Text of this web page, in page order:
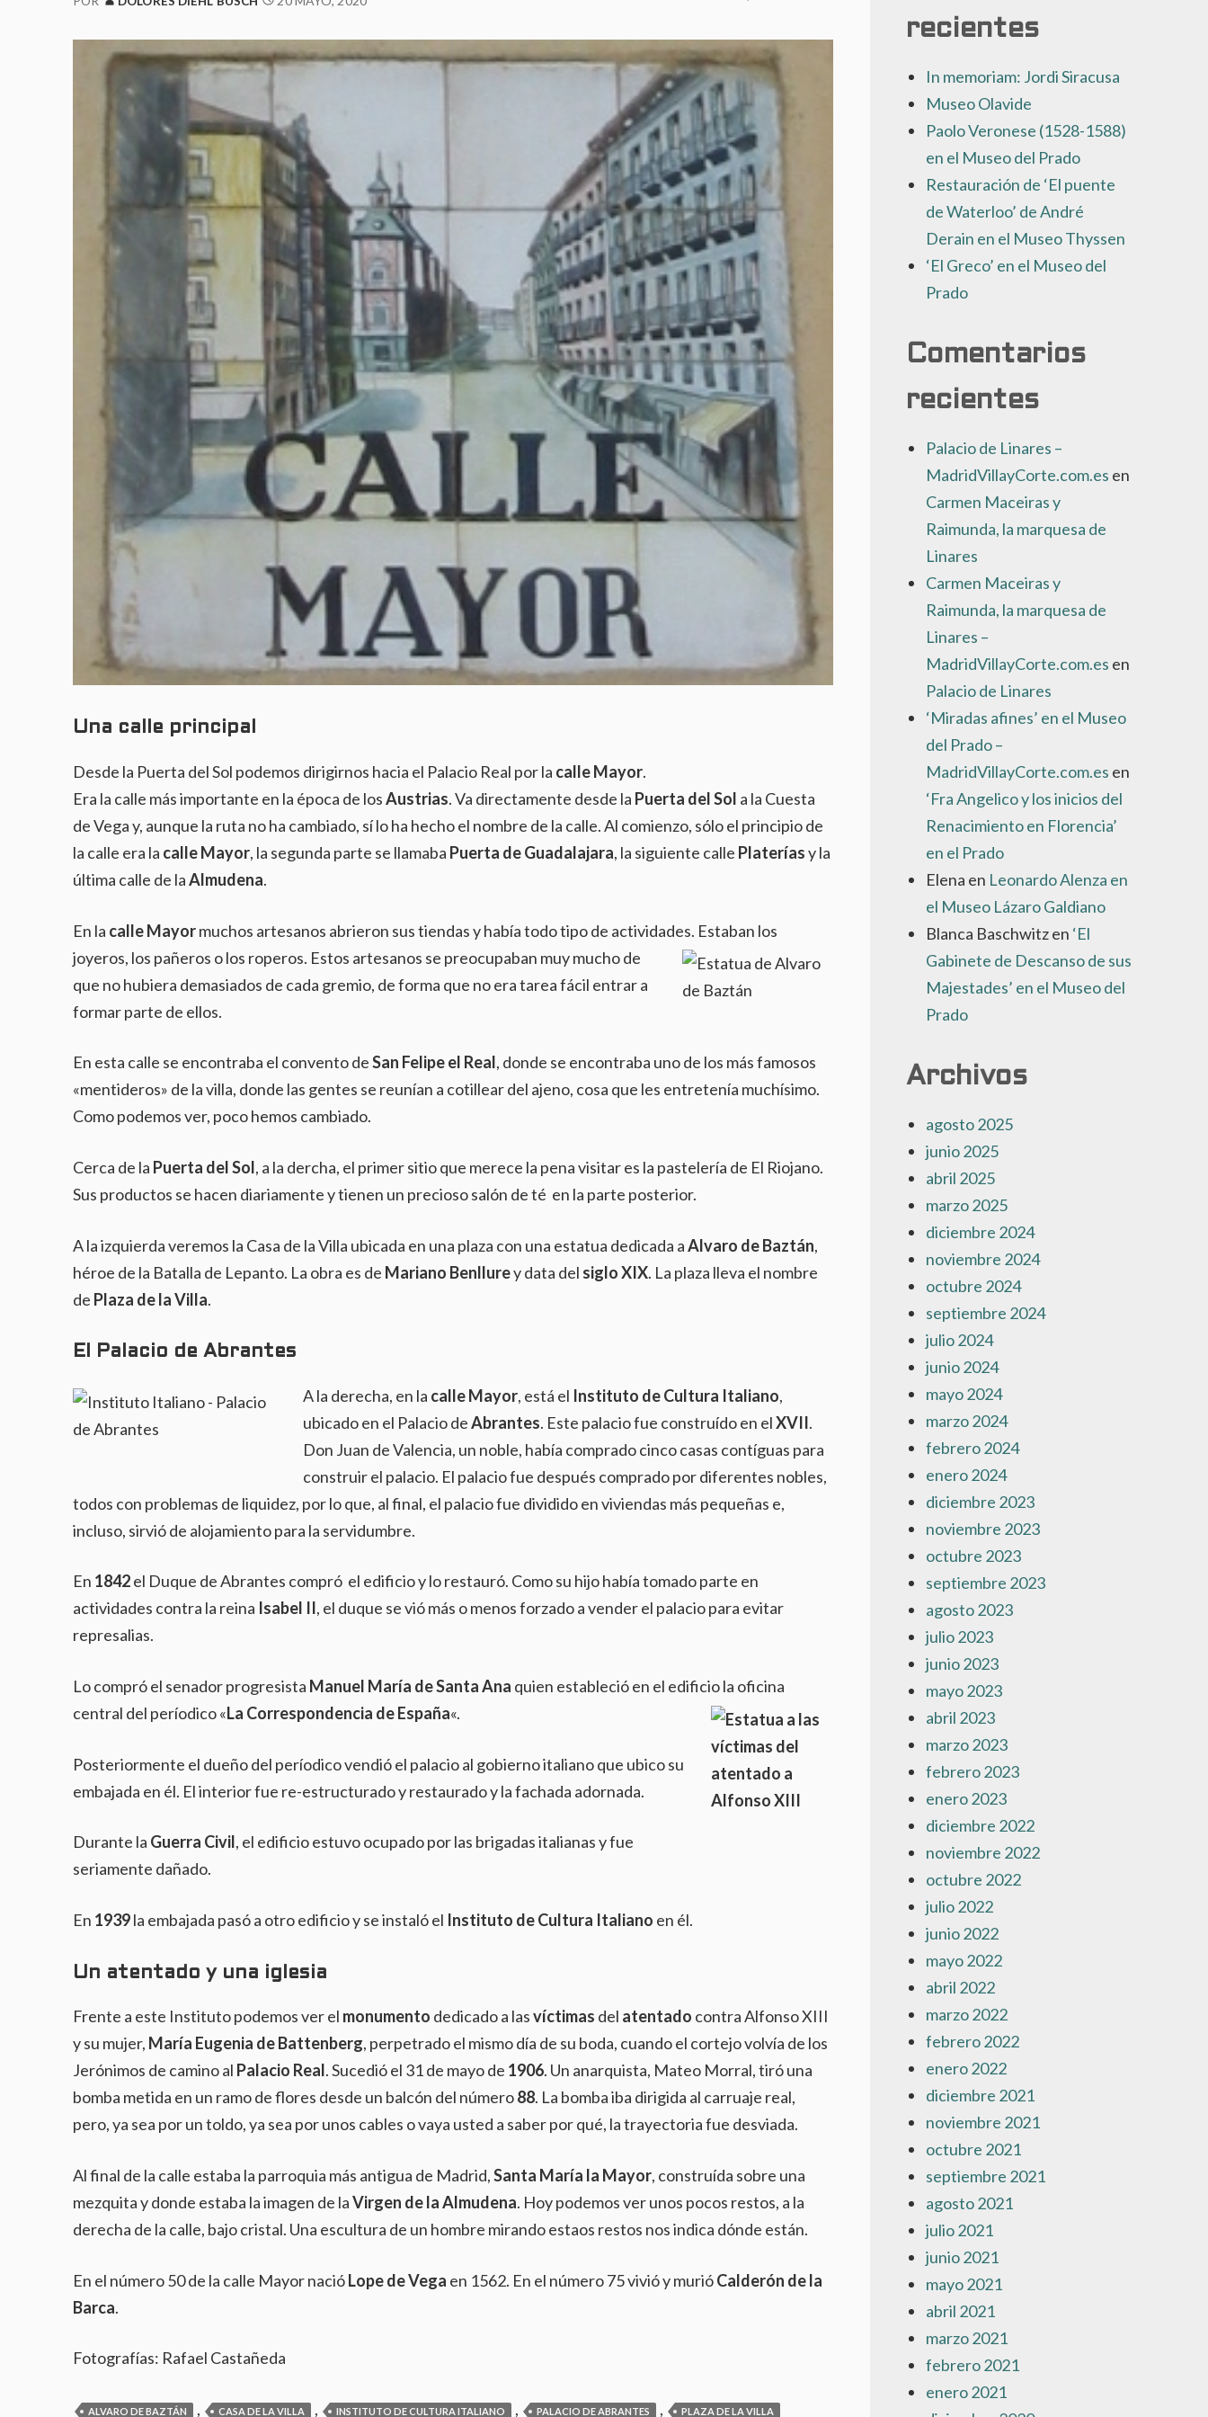
Una calle principal
Desde la Puerta del Sol podemos dirigirnos hacia el Palacio Real por la calle Mayor.
Era la calle más importante en la época de losAustrias. Va directamente desde la Puerta del Sol a la Cuesta
de Vega y, aunque la ruta no ha cambiado, sí lo ha hecho el nombre de la calle. Al comienzo, sólo el principio de
la calle era la calle Mayor, la segunda parte se llamaba Puerta de Guadalajara, la siguiente calle Plateríasy la
última calle de laAlmudena.
En la calle Mayormuchos artesanos abrieron sus tiendas y había todo tipo de actividades. Estaban los
joyeros, los pañeros o los roperos. Estos artesanos se preocupaban muy mucho de
que no hubiera demasiados de cada gremio, de forma que no era tarea fácil entrar a
formar parte de ellos.
En esta calle se encontraba el convento deSan Felipe el Real, donde se encontraba uno de los más famosos
«mentideros» de la villa, donde las gentes se reunían a cotillear del ajeno, cosa que les entretenía muchísimo.
Como podemos ver, poco hemos cambiado.
Cerca de la Puerta del Sol, a la dercha, el primer sitio que merece la pena visitar es la pastelería de El Riojano.
Sus productos se hacen diariamente y tienen un precioso salón de té en la parte posterior.
A la izquierda veremos la Casa de la Villa ubicada en una plaza con una estatua dedicada aAlvaro de Baztán,
héroe de la Batalla de Lepanto. La obra es de Mariano Benllurey data del siglo XIX. La plaza lleva el nombre
de Plaza de la Villa.
El Palacio de Abrantes
A la derecha, en la calle Mayor, está el Instituto de Cultura Italiano,
ubicado en el Palacio deAbrantes. Este palacio fue construído en elXVII.
Don Juan de Valencia, un noble, había comprado cinco casas contíguas para
construir el palacio. El palacio fue después comprado por diferentes nobles,
todos con problemas de liquidez, por lo que, al final, el palacio fue dividido en viviendas más pequeñas e,
incluso, sirvió de alojamiento para la servidumbre.
En 1842el Duque de Abrantes compró el edificio y lo restauró. Como su hijo había tomado parte en
actividades contra la reina Isabel II, el duque se vió más o menos forzado a vender el palacio para evitar
represalias.
Lo compró el senador progresista Manuel María de Santa Ana quien estableció en el edificio la oficina
central del períodico «La Correspondencia de España«.
Posteriormente el dueño del períodico vendió el palacio al gobierno italiano que ubico su
embajada en él. El interior fue re-estructurado y restaurado y la fachada adornada.
Durante la Guerra Civil, el edificio estuvo ocupado por las brigadas italianas y fue
seriamente dañado.
En 1939la embajada pasó a otro edificio y se instaló el Instituto de Cultura Italiano en él.
Un atentado y una iglesia
Frente a este Instituto podemos ver el monumento dedicado a lasvíctimas del atentado contra Alfonso XIII
y su mujer, María Eugenia de Battenberg, perpetrado el mismo día de su boda, cuando el cortejo volvía de los
Jerónimos de camino al Palacio Real. Sucedió el 31 de mayo de 1906. Un anarquista, Mateo Morral, tiró una
bomba metida en un ramo de flores desde un balcón del número88. La bomba iba dirigida al carruaje real,
pero, ya sea por un toldo, ya sea por unos cables o vaya usted a saber por qué, la trayectoria fue desviada.
Al final de la calle estaba la parroquia más antigua de Madrid,Santa María la Mayor, construída sobre una
mezquita y donde estaba la imagen de laVirgen de la Almudena. Hoy podemos ver unos pocos restos, a la
derecha de la calle, bajo cristal. Una escultura de un hombre mirando estaos restos nos indica dónde están.
En el número 50 de la calle Mayor nacióLope de Vega en 1562. En el número 75 vivió y murióCalderón de la
Barca.
Fotografías: Rafael Castañeda
ALVARO DE BAZTÁN , CASA DE LA VILLA , INSTITUTO DE CULTURA ITALIANO , PALACIO DE ABRANTES , PLAZA DE LA VILLA
recientes
In memoriam: Jordi Siracusa
Museo Olavide
Paolo Veronese (1528-1588)
en el Museo del Prado
Restauración de ‘El puente
de Waterloo’ de André
Derain en el Museo Thyssen
‘El Greco’ en el Museo del
Prado
Comentarios
recientes
Palacio de Linares –
MadridVillayCorte.com.es en
Carmen Maceiras y
Raimunda, la marquesa de
Linares
Carmen Maceiras y
Raimunda, la marquesa de
Linares –
MadridVillayCorte.com.es en
Palacio de Linares
‘Miradas afines’ en el Museo
del Prado –
MadridVillayCorte.com.es en
‘Fra Angelico y los inicios del
Renacimiento en Florencia’
en el Prado
Elena en Leonardo Alenza en
el Museo Lázaro Galdiano
Blanca Baschwitzen ‘El
Gabinete de Descanso de sus
Majestades’ en el Museo del
Prado
Archivos
agosto 2025
junio 2025
abril 2025
marzo 2025
diciembre 2024
noviembre 2024
octubre 2024
septiembre 2024
julio 2024
junio 2024
mayo 2024
marzo 2024
febrero 2024
enero 2024
diciembre 2023
noviembre 2023
octubre 2023
septiembre 2023
agosto 2023
julio 2023
junio 2023
mayo 2023
abril 2023
marzo 2023
febrero 2023
enero 2023
diciembre 2022
noviembre 2022
octubre 2022
julio 2022
junio 2022
mayo 2022
abril 2022
marzo 2022
febrero 2022
enero 2022
diciembre 2021
noviembre 2021
octubre 2021
septiembre 2021
agosto 2021
julio 2021
junio 2021
mayo 2021
abril 2021
marzo 2021
febrero 2021
enero 2021